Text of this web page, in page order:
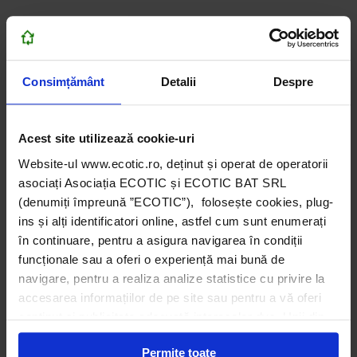
Consimțământ Detalii Despre
Acest site utilizează cookie-uri
Website-ul www.ecotic.ro, deținut și operat de operatorii
asociați Asociația ECOTIC și ECOTIC BAT SRL
(denumiți împreună ”ECOTIC”), folosește cookies, plug-
ins și alți identificatori online, astfel cum sunt enumerați
în continuare, pentru a asigura navigarea în condiții
funcționale sau a oferi o experiență mai bună de
navigare, pentru a realiza analize statistice cu privire la
accesarea informațiilor de pe site sau pentru a vă oferi
conținut și publicitate adecvată intereselor dvs. Unii din
acești identificatori online sunt plasați de către ECOTIC
Permite toate